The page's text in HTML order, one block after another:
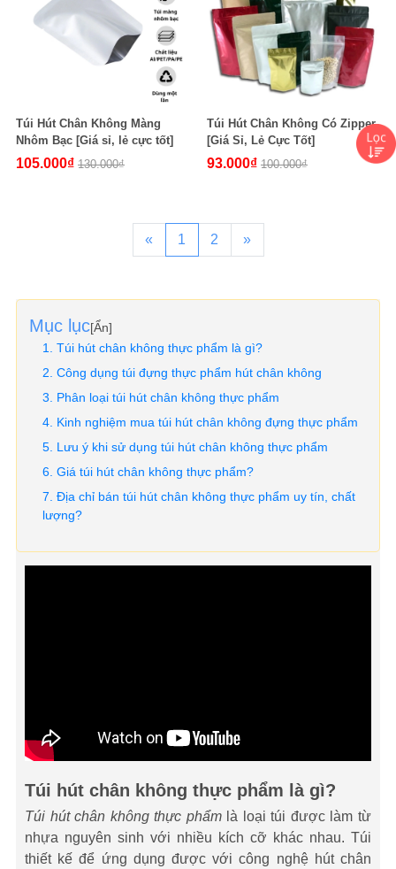
Túi Hút Chân Không Màng
Nhôm Bạc [Giá sỉ, lẻ cực tốt]
105.000₫ 130.000₫
Túi Hút Chân Không Có Zipper
[Giá Sỉ, Lẻ Cực Tốt]
93.000₫ 100.000₫
« 1 2 »
Mục lục[Ẩn]
Túi hút chân không thực phẩm là gì?
Công dụng túi đựng thực phẩm hút chân không
Phân loại túi hút chân không thực phẩm
Kinh nghiệm mua túi hút chân không đựng thực phẩm
Lưu ý khi sử dụng túi hút chân không thực phẩm
Giá túi hút chân không thực phẩm?
Địa chỉ bán túi hút chân không thực phẩm uy tín, chất
lượng?
Túi hút chân không thực phẩm là gì?
Túi hút chân không thực phẩmlà loại túi được làm từ
nhựa nguyên sinh với nhiều kích cỡ khác nhau. Túi
thiết kế để ứng dụng được với công nghệ hút chân